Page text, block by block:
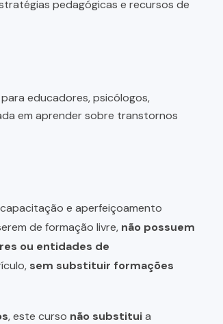
pedagógicas e recursos de
educadores, psicólogos,
em aprender sobre transtornos
e aperfeiçoamento
de formação livre, não possuem
ou entidades de
sem substituir formações
, este curso não substituia